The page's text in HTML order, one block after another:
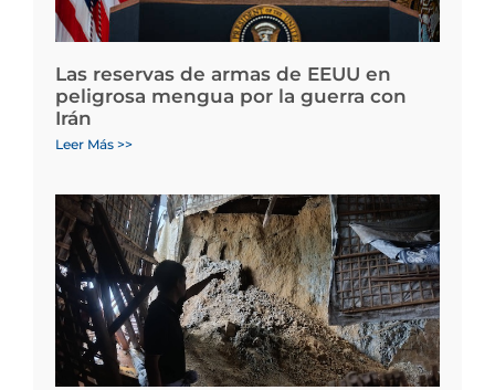
Las reservas de armas de EEUU en
peligrosa mengua por la guerra con
Irán
Leer Más >>